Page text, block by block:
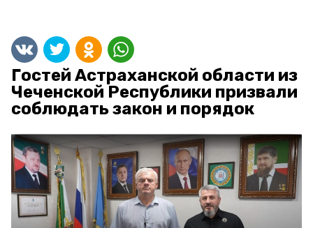
Гостей Астраханской области из
Чеченской Республики призвали
соблюдать закон и порядок